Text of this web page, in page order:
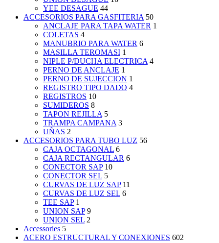
YEE DESAGUE 44
ACCESORIOS PARA GASFITERIA 50
ANCLAJE PARA TAPA WATER 1
COLETAS 4
MANUBRIO PARA WATER 6
MASILLA TEROMASI 1
NIPLE P/DUCHA ELECTRICA 4
PERNO DE ANCLAJE 1
PERNO DE SUJECCION 1
REGISTRO TIPO DADO 4
REGISTROS 10
SUMIDEROS 8
TAPON REJILLA 5
TRAMPA CAMPANA 3
UÑAS 2
ACCESORIOS PARA TUBO LUZ 56
CAJA OCTAGONAL 6
CAJA RECTANGULAR 6
CONECTOR SAP 10
CONECTOR SEL 5
CURVAS DE LUZ SAP 11
CURVAS DE LUZ SEL 6
TEE SAP 1
UNION SAP 9
UNION SEL 2
Accessories 5
ACERO ESTRUCTURAL Y CONEXIONES 602